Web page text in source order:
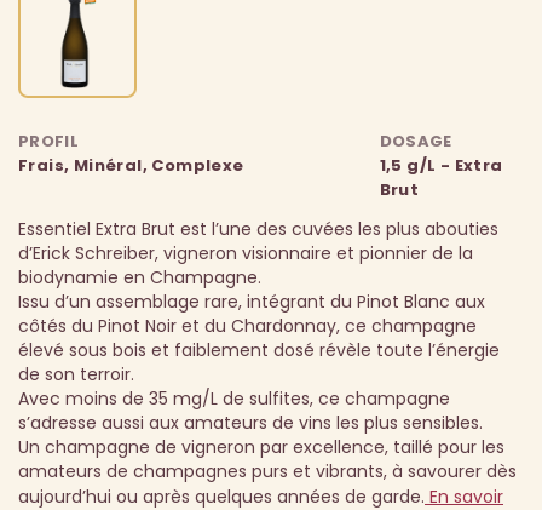
PROFIL
Frais, Minéral, Complexe
DOSAGE
1,5 g/L - Extra
Brut
Essentiel Extra Brut est l’une des cuvées les plus abouties
d’Erick Schreiber, vigneron visionnaire et pionnier de la
biodynamie en Champagne.
Issu d’un assemblage rare, intégrant du Pinot Blanc aux
côtés du Pinot Noir et du Chardonnay, ce champagne
élevé sous bois et faiblement dosé révèle toute l’énergie
de son terroir.
Avec moins de 35 mg/L de sulfites, ce champagne
s’adresse aussi aux amateurs de vins les plus sensibles.
Un champagne de vigneron par excellence, taillé pour les
amateurs de champagnes purs et vibrants, à savourer dès
aujourd’hui ou après quelques années de garde. En savoir